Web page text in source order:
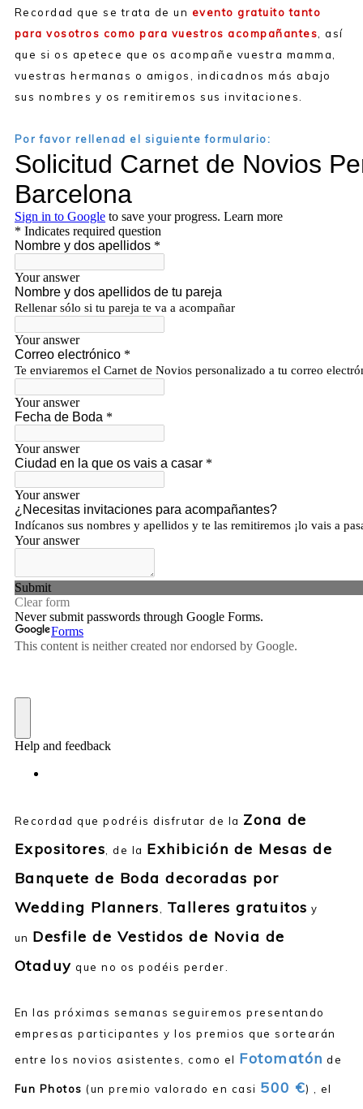
Recordad que se trata de un evento gratuito tanto
para vosotros como para vuestros acompañantes, así
que si os apetece que os acompañe vuestra mamma,
vuestras hermanas o amigos, indicadnos más abajo
sus nombres y os remitiremos sus invitaciones.
Por favor rellenad el siguiente formulario:
Recordad que podréis disfrutar de la Zona de
Expositores, de la Exhibición de Mesas de
Banquete de Boda decoradas por
Wedding Planners, Talleres gratuitos y
un Desfile de Vestidos de Novia de
Otaduy que no os podéis perder.
En las próximas semanas seguiremos presentando
empresas participantes y los premios que sortearán
entre los novios asistentes, como el Fotomatón de
Fun Photos (un premio valorado en casi 500 €) , el